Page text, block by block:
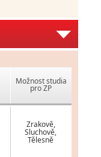
Možnost studia
pro ZP
Zrakově,
Sluchově,
Tělesně